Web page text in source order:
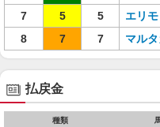
7
5 5 エリ
8
7 7 マル
払戻金
種類